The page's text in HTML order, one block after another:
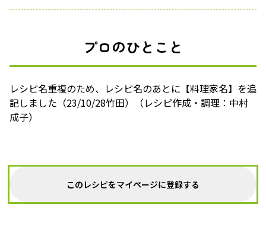
プロのひとこと
レシピ名重複のため、レシピ名のあとに【料理家名】を追
記しました（23/10/28竹田）（レシピ作成・調理：中村
成子）
このレシピをマイページに登録する